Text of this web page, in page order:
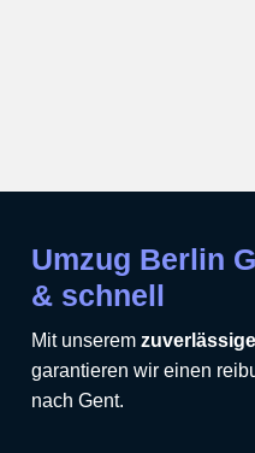
Umzug Berlin
& schnell
Mit unserem
garantieren wir einen
nach Gent.